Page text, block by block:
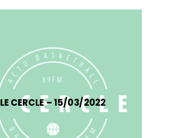
LE CERCLE – 15/03/2022